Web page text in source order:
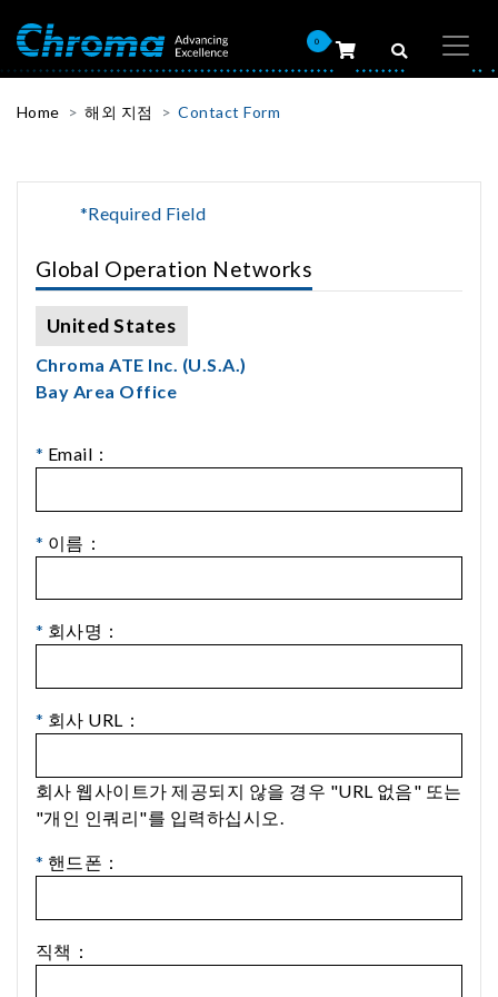
0
Home 해외 지점 Contact Form
*Required Field
Global Operation Networks
United States
Chroma ATE Inc. (U.S.A.)
Bay Area Office
* Email：
* 이름：
* 회사명：
* 회사 URL：
회사 웹사이트가 제공되지 않을 경우 "URL 없음" 또는
"개인 인쿼리"를 입력하십시오.
* 핸드폰：
직책：